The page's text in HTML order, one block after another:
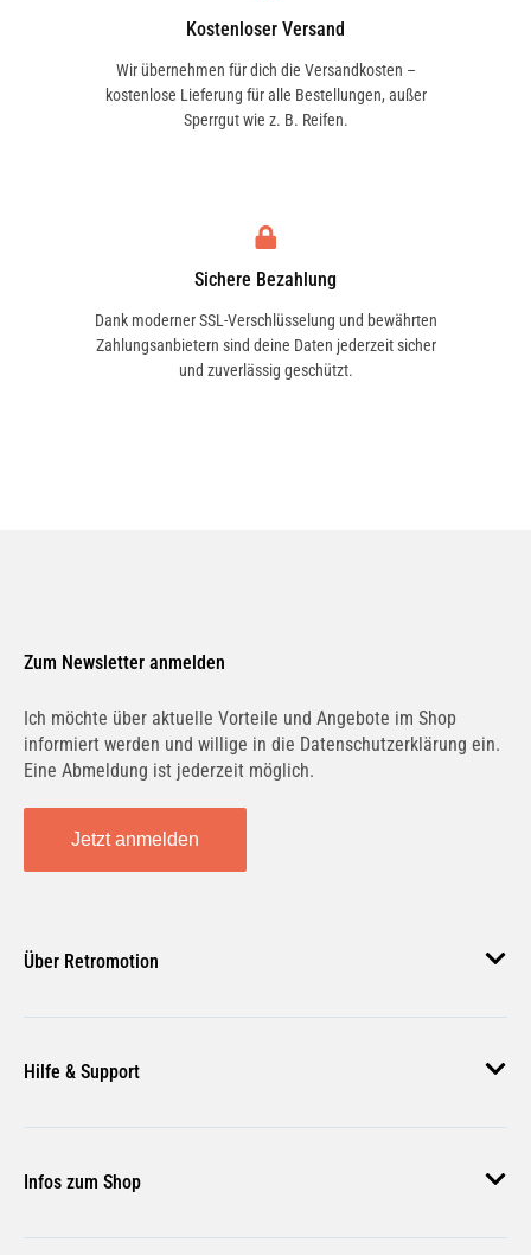
Kostenloser Versand
Wir übernehmen für dich die Versandkosten –
kostenlose Lieferung für alle Bestellungen, außer
Sperrgut wie z. B. Reifen.
Sichere Bezahlung
Dank moderner SSL-Verschlüsselung und bewährten
Zahlungsanbietern sind deine Daten jederzeit sicher
und zuverlässig geschützt.
Zum Newsletter anmelden
Ich möchte über aktuelle Vorteile und Angebote im Shop
informiert werden und willige in die Datenschutzerklärung ein.
Eine Abmeldung ist jederzeit möglich.
Jetzt anmelden
Über Retromotion
Unsere Jobs
Magazin
Hilfe & Support
Zahlungsmethoden
Versand & Lieferung
Infos zum Shop